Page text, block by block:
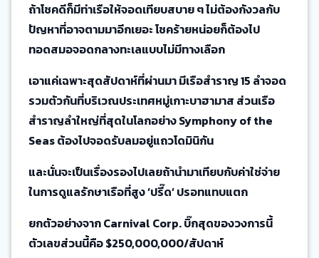
ถ้าโชคดีก็มีท่าเรือให้จอดเทียบสบาย ๆ ไม่ต้องกังวลกับ
ปัญหาที่อาจตามมาอีกเยอะ โชคร้ายหน่อยก็ต้องไป
ทอดสมอจอดกลางทะเลแบบไม่มีทางเลือก
เอาแค่เฉพาะสุดสัปดาห์ที่ผ่านมา มีเรือสำราญ 15 ลำจอด
รวมตัวกันที่บริเวณประเทศหมู่เกาะบาฮามาส ส่วนเรือ
สำราญลำใหญ่ที่สุดในโลกอย่าง Symphony of the
Seas ต้องไปจอดรับลมอยู่แถวโดมินิกัน
และนั่นจะเป็นเรื่องรองไปเลยถ้านำมาเทียบกับค่าใช่จ่าย
ในการดูแลรักษาเรือที่สูง ‘ปรี๊ด’ ปรอทแทบแตก
ยกตัวอย่างจาก Carnival Corp. บิ๊กสุดของวงการนี้
ตัวเลขส่วนนี้คือ $250,000,000/สัปดาห์